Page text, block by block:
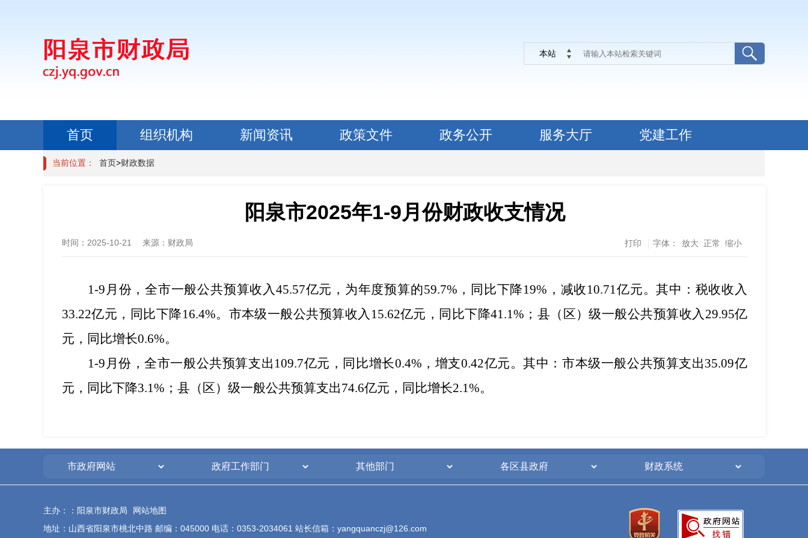
本站
首页 组织机构 新闻资讯 政策文件 政务公开 服务大厅
党建工作
政民互动
当前位置： 首页>财政数据
阳泉市2025年1-9月份财政收支情况
时间： 2025-10-21 来源： 财政局 打印 字体： 放大 正常 缩小
1-9月份，全市一般公共预算收入45.57亿元，为年度预算的59.7%，同比下降19%，减收10.71亿元。其中：税收收入
33.22亿元，同比下降16.4%。市本级一般公共预算收入15.62亿元，同比下降41.1%；县（区）级一般公共预算收入29.95亿
元，同比增长0.6%。
1-9月份，全市一般公共预算支出109.7亿元，同比增长0.4%，增支0.42亿元。其中：市本级一般公共预算支出35.09亿
元，同比下降3.1%；县（区）级一般公共预算支出74.6亿元，同比增长2.1%。
主办：：阳泉市财政局
网站地图
地址：山西省阳泉市桃北中路 邮编：045000 电话：0353-2034061 站长信箱：yangquanczj@126.com